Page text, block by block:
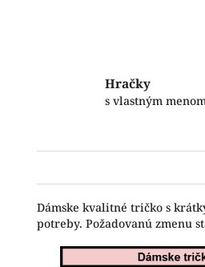
Hračky
s vlastným
Dámske kvalitné tričko s
potreby. Požadovanú zmenu